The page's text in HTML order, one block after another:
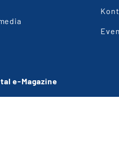
e-Magazine